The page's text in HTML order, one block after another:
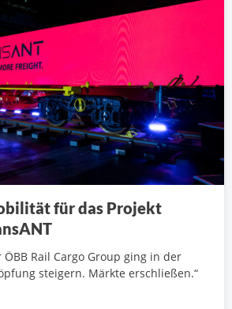
für das Projekt
Rail Cargo Group ging in der
steigern. Märkte erschließen.“